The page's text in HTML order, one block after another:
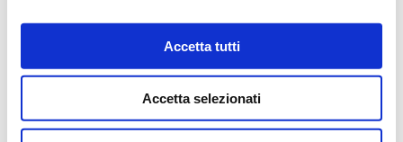
Accetta tutti
Accetta selezionati
Lascia ora un messaggio di vicinanza alla famiglia di MARIA.
Il tuo indirizzo email non sarà pubblicato.